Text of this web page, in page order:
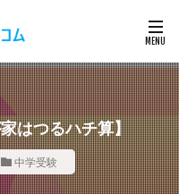
はつるハチ算】
中学受験